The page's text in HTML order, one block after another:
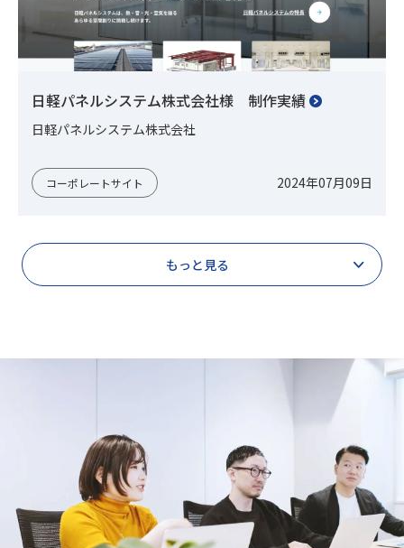
日軽パネルシステム株式会社様 制作実績
日軽パネルシステム株式会社
コーポレートサイト 2024年07月09日
もっと見る